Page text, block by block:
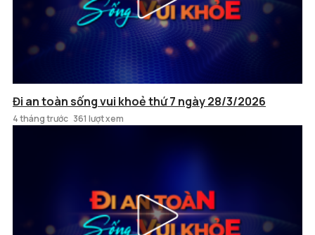
Đi an toàn sống vui khoẻ thứ 7 ngày 28/3/2026
4 tháng trước 361 lượt xem